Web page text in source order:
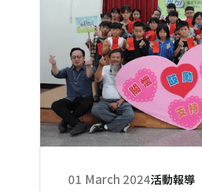
01 March 2024活動報導